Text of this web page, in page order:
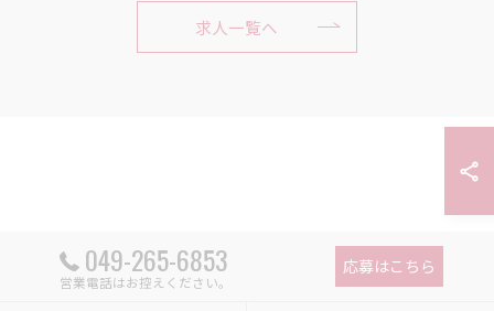
求人一覧へ
049-265-6853
営業電話はお控えください。
応募はこちら